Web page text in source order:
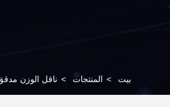
بيت > المنتجات > ناقل الوزن